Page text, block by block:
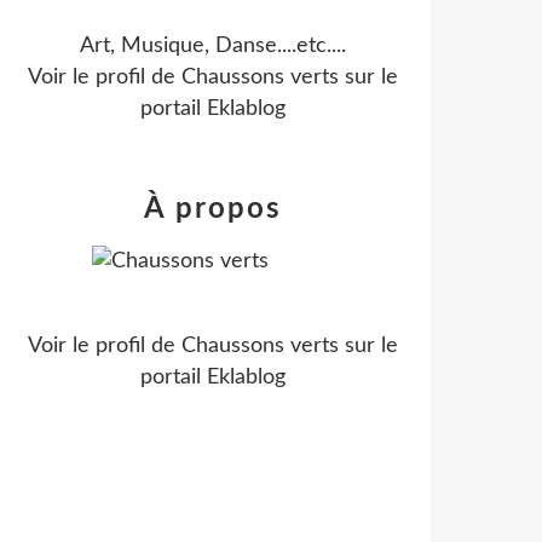
Art, Musique, Danse....etc....
Voir le profil de Chaussons verts sur le
portail Eklablog
À propos
Voir le profil de Chaussons verts sur le
portail Eklablog